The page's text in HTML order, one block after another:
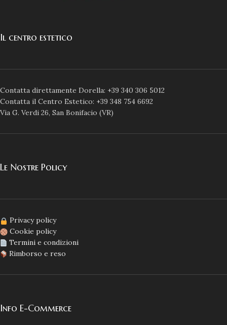
Il centro estetico
Contatta direttamente Dorella: +39 340 306 5012
Contatta il Centro Estetico: +39 348 754 6692
Via G. Verdi 26, San Bonifacio (VR)
Le Nostre Policy
Privacy policy
Cookie policy
Termini e condizioni
Rimborso e reso
Info E-Commerce